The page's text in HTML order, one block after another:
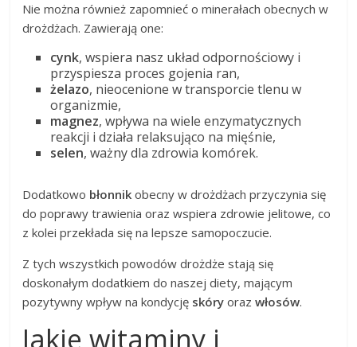
Nie można również zapomnieć o minerałach obecnych w
drożdżach. Zawierają one:
cynk, wspiera nasz układ odpornościowy i
przyspiesza proces gojenia ran,
żelazo, nieocenione w transporcie tlenu w
organizmie,
magnez, wpływa na wiele enzymatycznych
reakcji i działa relaksująco na mięśnie,
selen, ważny dla zdrowia komórek.
Dodatkowo błonnik obecny w drożdżach przyczynia się
do poprawy trawienia oraz wspiera zdrowie jelitowe, co
z kolei przekłada się na lepsze samopoczucie.
Z tych wszystkich powodów drożdże stają się
doskonałym dodatkiem do naszej diety, mającym
pozytywny wpływ na kondycję skóry orazwłosów.
Jakie witaminy i